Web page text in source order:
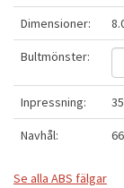
Dimensioner:
Bultmönster:
Inpressning: 35
Navhål:
Se alla ABS fälgar